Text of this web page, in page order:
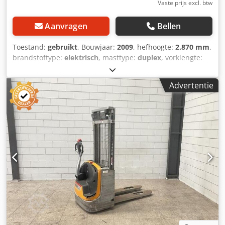
Vaste prijs excl. btw
Aanvragen Bellen
Toestand: gebruikt, Bouwjaar: 2009, hefhoogte: 2.870 mm,
brandstoftype: elektrisch, masttype: duplex, vorklengte:
1.950 mm
mm, totale breedte:850 mm, kleur:zwart, Ledig gewicht:
1.270 kg Hefcapaciteit: 1.200 kg Cjdpfx Aszrmglsd Neha -
Bouwjaar: 2009 - Documentatie aanwezig: Ja - └ Type
documentatie: Gebruikershandleiding - CE markering
aanwezig: Ja - CE certificaat aanwezig: Nee - Serienummer:
7XL00043 - Type: Sta stapelaar - Hefvermogen: 1200kg -
Hefhoogte: 2870mm - Doorrijhoogte: 1950mm - Vorklengte:
1140mm - Vorkbreedte: 560mm - Mast: Duplex -
Aandrijving: Elektrisch - Batterij/accu informatie: - └
Merk/Type: PZS 345 - └ Bouwjaar batterij: 2009 - └
Capaciteit: 345Ah - └ Accu spanning: 24V - └ Trog lengte
[mm]: 790 - └ Trog breedte [mm]: 210 - └ Trog hoogte
[mm]: 640 - Transportafmetingen: 1960mm x 850mm x
1950mm (l x b x h) - Transportgewicht [kg]: 1270kg -
Advertentie